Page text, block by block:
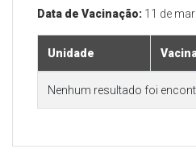
Data de Vacinação: 11 de
Unidade
Nenhum resultado foi